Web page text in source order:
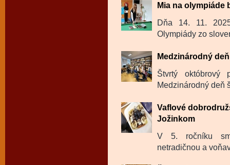
Mia na olympiáde
Dňa 14. 11.
Olympiády zo
Medzinárodný
Štvrtý októbrový
Medzinárodný deň
Vaflové
Jožinkom
V 5. ročníku
netradičnou a